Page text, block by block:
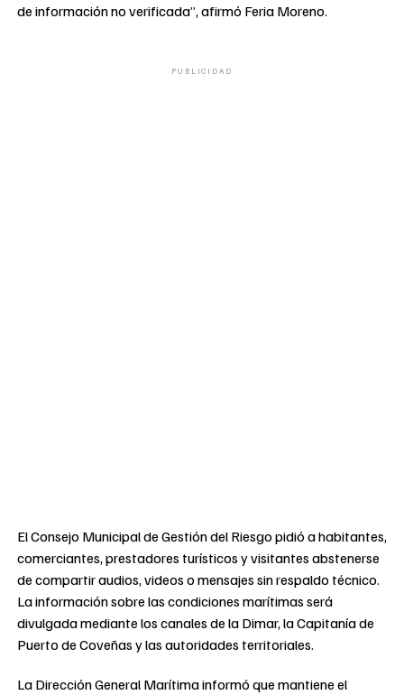
de información no verificada”, afirmó Feria Moreno.
PUBLICIDAD
El Consejo Municipal de Gestión del Riesgo pidió a habitantes,
comerciantes, prestadores turísticos y visitantes abstenerse
de compartir audios, videos o mensajes sin respaldo técnico.
La información sobre las condiciones marítimas será
divulgada mediante los canales de la Dimar, la Capitanía de
Puerto de Coveñas y las autoridades territoriales.
La Dirección General Marítima informó que mantiene el